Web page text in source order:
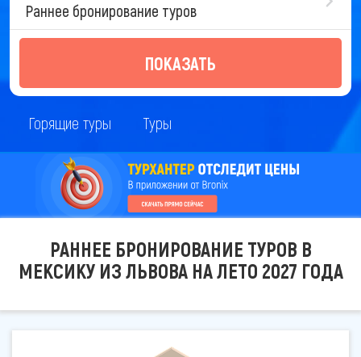
Раннее бронирование туров
ПОКАЗАТЬ
Горящие туры Туры
РАННЕЕ БРОНИРОВАНИЕ ТУРОВ В
МЕКСИКУ ИЗ ЛЬВОВА НА ЛЕТО 2027 ГОДА